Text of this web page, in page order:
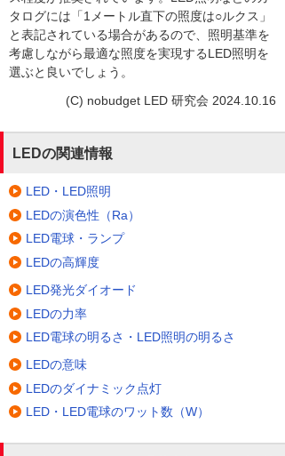
タログには「1メートル直下の照度は○ルクス」
と表記されている場合があるので、照明基準を
考慮しながら最適な照度を実現するLED照明を
選ぶと良いでしょう。
(C) nobudget LED 研究会 2024.10.16
LEDの関連情報
LED・LED照明
LEDの演色性（Ra）
LED電球・ランプ
LEDの高輝度
LED発光ダイオード
LEDの力率
LED電球の明るさ・LED照明の明るさ
LEDの意味
LEDのダイナミック点灯
LED・LED電球のワット数（W）